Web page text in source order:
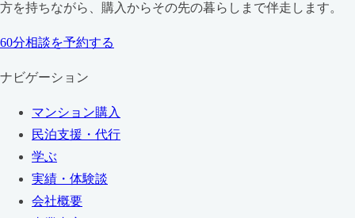
方を持ちながら、購入からその先の暮らしまで伴走します。
60分相談を予約する
ナビゲーション
マンション購入
民泊支援・代行
学ぶ
実績・体験談
会社概要